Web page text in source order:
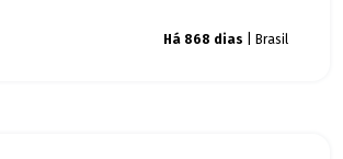
Há 868 dias | Brasil